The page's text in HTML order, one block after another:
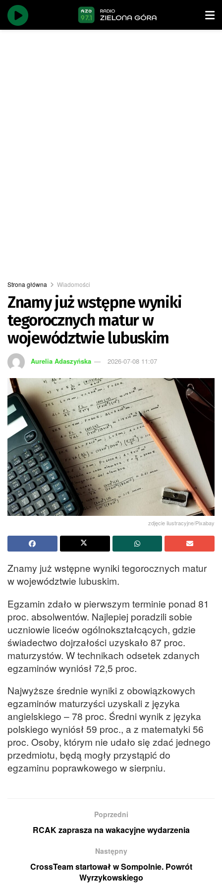
Strona główna Wiadomości
Znamy już wstępne wyniki
tegorocznych matur w
województwie lubuskim
Aurelia Adaszyńska 2026-07-08 11:07
zdjęcie ilustracyjne/Pixabay
Znamy już wstępne wyniki tegorocznych matur
w województwie lubuskim.
Egzamin zdało w pierwszym terminie ponad 81
proc. absolwentów. Najlepiej poradzili sobie
uczniowie liceów ogólnokształcących, gdzie
świadectwo dojrzałości uzyskało 87 proc.
maturzystów. W technikach odsetek zdanych
egzaminów wyniósł 72,5 proc.
Najwyższe średnie wyniki z obowiązkowych
egzaminów maturzyści uzyskali z języka
angielskiego – 78 proc. Średni wynik z języka
polskiego wyniósł 59 proc., a z matematyki 56
proc. Osoby, którym nie udało się zdać jednego
przedmiotu, będą mogły przystąpić do
egzaminu poprawkowego w sierpniu.
Poprzedni
RCAK zaprasza na wakacyjne wydarzenia
Następny
CrossTeam startował w Sompolnie. Powrót
Wyrzykowskiego